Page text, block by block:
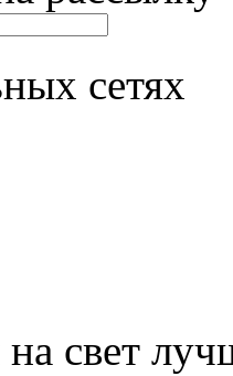
сетях
на свет